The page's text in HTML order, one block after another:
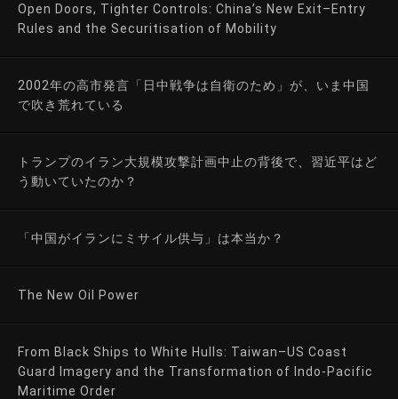
Open Doors, Tighter Controls: China’s New Exit–Entry
Rules and the Securitisation of Mobility
2002年の高市発言「日中戦争は自衛のため」が、いま中国
で吹き荒れている
トランプのイラン大規模攻撃計画中止の背後で、習近平はど
う動いていたのか？
「中国がイランにミサイル供与」は本当か？
The New Oil Power
From Black Ships to White Hulls: Taiwan–US Coast
Guard Imagery and the Transformation of Indo-Pacific
Maritime Order